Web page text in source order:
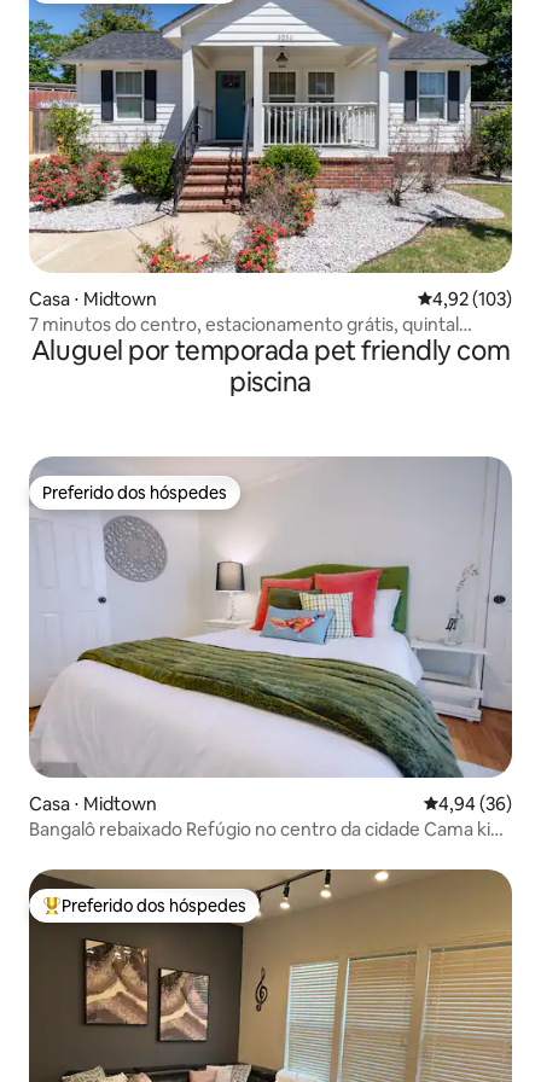
Casa ⋅ Midtown 4,92 de uma
4,92 (103)
7 minutos do centro, estacionamento grátis, quintal
cercado, animais de estimação
Aluguel por temporada pet friendly com
piscina
Preferido dos hóspedes
Preferido dos hóspedes
Casa ⋅ Midtown 4,94 de uma
4,94 (36)
Bangalô rebaixado Refúgio no centro da cidade Cama king
Entre os melhores preferidos dos hóspedes
Preferido dos hóspedes